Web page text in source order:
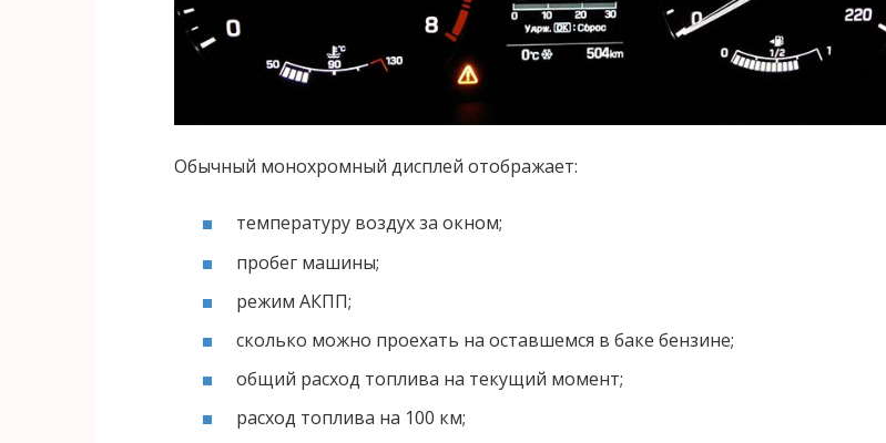
Обычный монохромный дисплей отображает:
температуру воздух за окном;
пробег машины;
режим АКПП;
сколько можно проехать на оставшемся в баке бензине;
общий расход топлива на текущий момент;
расход топлива на 100 км;